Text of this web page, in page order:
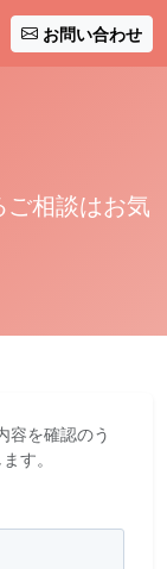
お問い合わせ
相談はお気
容を確認のう
す。